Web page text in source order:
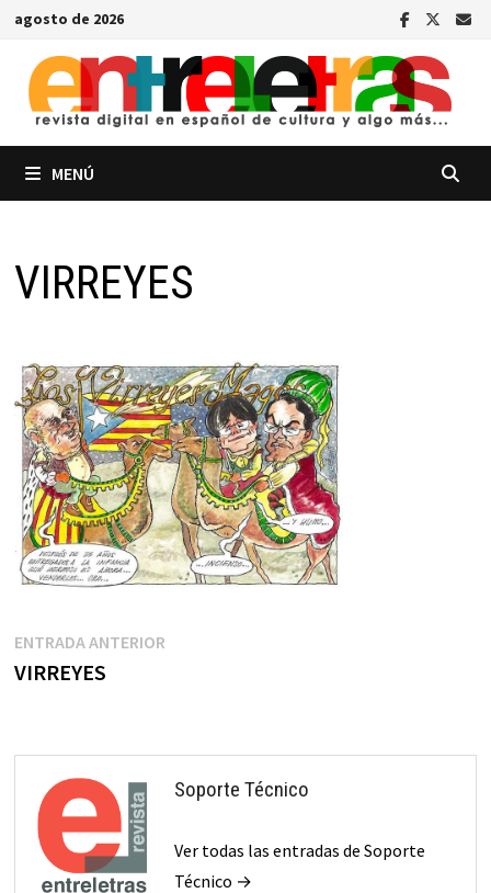
Saltar
contenido
agosto de 2026
MENÚ
VIRREYES
Navegación
de
ENTRADA ANTERIOR
VIRREYES
Soporte Técnico
Ver todas las entradas de Soporte
Técnico →